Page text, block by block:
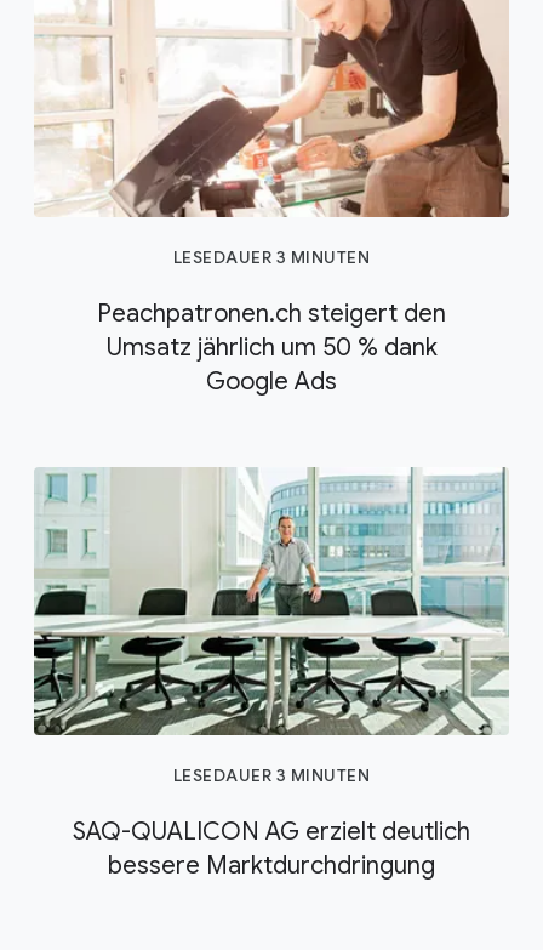
LESEDAUER 3 MINUTEN
Peachpatronen.ch steigert den
Umsatz jährlich um 50 % dank
Google Ads
LESEDAUER 3 MINUTEN
SAQ-QUALICON AG erzielt deutlich
bessere Marktdurchdringung